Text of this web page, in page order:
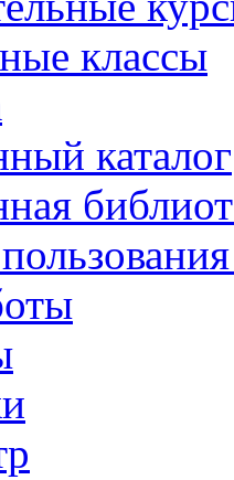
классы
каталог